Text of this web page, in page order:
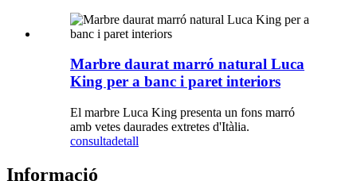
Marbre daurat marró natural Luca
King per a banc i paret interiors
El marbre Luca King presenta un fons marró
amb vetes daurades extretes d'Itàlia.
consultadetall
Informació